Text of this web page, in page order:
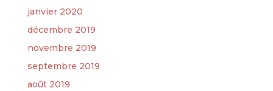
janvier 2020
décembre 2019
novembre 2019
septembre 2019
août 2019